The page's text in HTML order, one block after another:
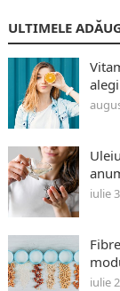
ULTIMELE
iulie
iulie